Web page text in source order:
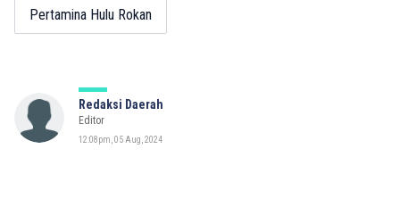
Pertamina Hulu Rokan
Redaksi Daerah
Editor
12:08pm, 05 Aug, 2024